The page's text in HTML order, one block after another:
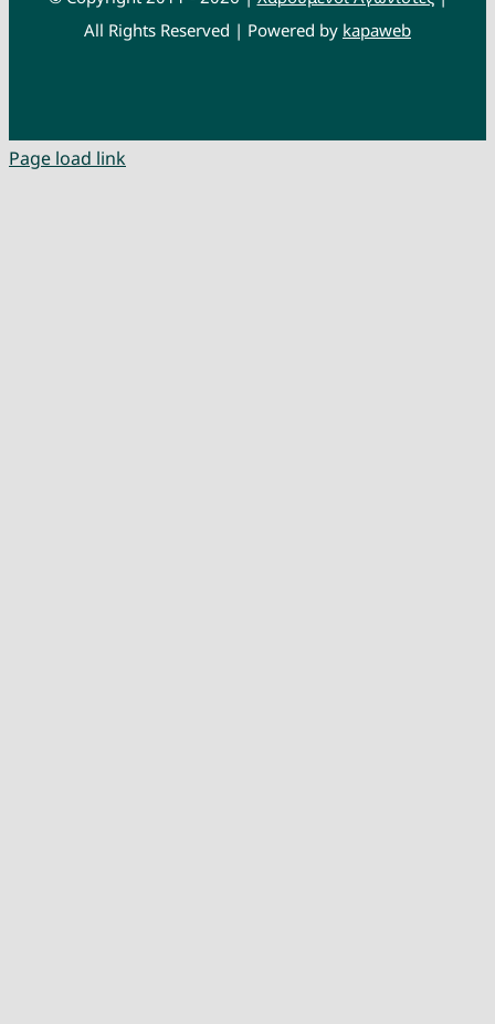
All Rights Reserved | Powered by kapaweb
Page load link